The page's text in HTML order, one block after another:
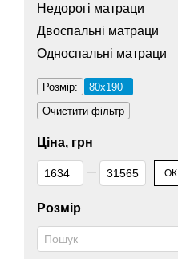
Недорогі матраци
Двоспальні матраци
Односпальні матраци
Розмір:
80x190
Очистити фільтр
Ціна, грн
Від Ціна, грн
До Ціна, грн ОК
Розмір